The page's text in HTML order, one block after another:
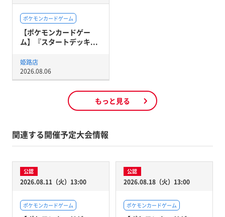
ポケモンカードゲーム
【ポケモンカードゲー
ム】『スタートデッキ...
姫路店
2026.08.06
もっと見る
関連する開催予定大会情報
公認
2026.08.11（火）13:00
ポケモンカードゲーム
公認
2026.08.18（火）13:00
ポケモンカードゲーム